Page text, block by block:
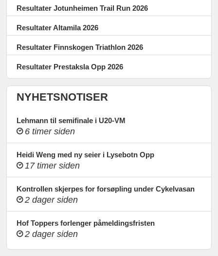
Resultater Jotunheimen Trail Run 2026
Resultater Altamila 2026
Resultater Finnskogen Triathlon 2026
Resultater Prestaksla Opp 2026
NYHETSNOTISER
Lehmann til semifinale i U20-VM
6 timer siden
Heidi Weng med ny seier i Lysebotn Opp
17 timer siden
Kontrollen skjerpes for forsøpling under Cykelvasan
2 dager siden
Hof Toppers forlenger påmeldingsfristen
2 dager siden